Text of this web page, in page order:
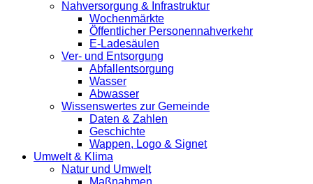
Nahversorgung & Infrastruktur
Wochenmärkte
Öffentlicher Personennahverkehr
E-Ladesäulen
Ver- und Entsorgung
Abfallentsorgung
Wasser
Abwasser
Wissenswertes zur Gemeinde
Daten & Zahlen
Geschichte
Wappen, Logo & Signet
Umwelt & Klima
Natur und Umwelt
Maßnahmen